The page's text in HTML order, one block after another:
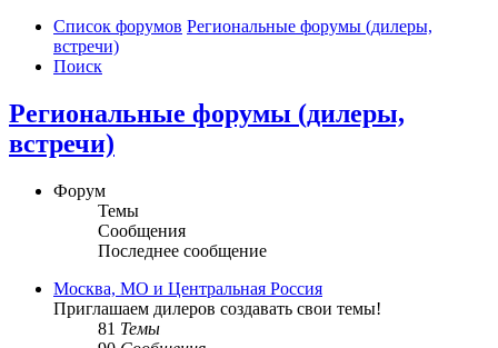
Список форумов Региональные форумы (дилеры,
встречи)
Поиск
Региональные форумы (дилеры,
встречи)
Форум
Темы
Сообщения
Последнее сообщение
Москва, МО и Центральная Россия
Приглашаем дилеров создавать свои темы!
81 Темы